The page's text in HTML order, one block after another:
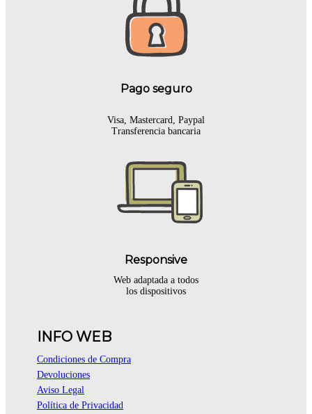
Pago seguro
Visa, Mastercard, Paypal
Transferencia bancaria
Responsive
Web adaptada a todos
los dispositivos
INFO WEB
Condiciones de Compra
Devoluciones
Aviso Legal
Política de Privacidad